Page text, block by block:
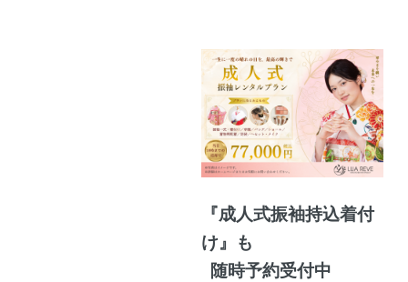
『成人式振袖持込着付
け』も
随時予約受付中